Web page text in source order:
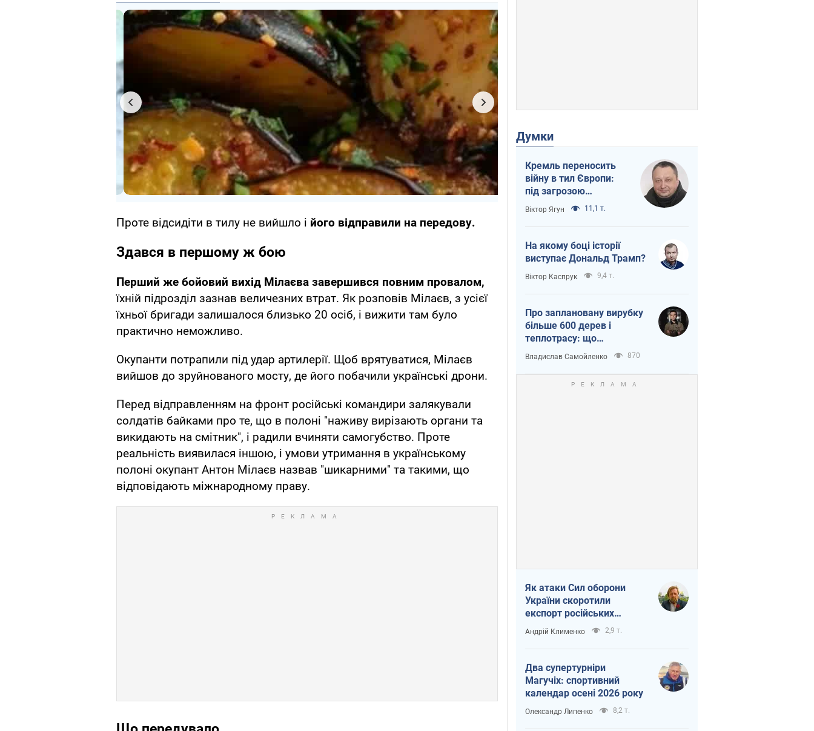
Проте відсидіти в тилу не вийшло і його відправили на передову.
Здався в першому ж бою
Перший же бойовий вихід Мілаєва завершився повним провалом,
їхній підрозділ зазнав величезних втрат. Як розповів Мілаєв, з усієї
їхньої бригади залишалося близько 20 осіб, і вижити там було
практично неможливо.
Окупанти потрапили під удар артилерії. Щоб врятуватися, Мілаєв
вийшов до зруйнованого мосту, де його побачили українські дрони.
Перед відправленням на фронт російські командири залякували
солдатів байками про те, що в полоні "наживу вирізають органи та
викидають на смітник", і радили вчиняти самогубство. Проте
реальність виявилася іншою, і умови утримання в українському
полоні окупант Антон Мілаєв назвав "шикарними" та такими, що
відповідають міжнародному праву.
Думки
Кремль переносить
війну в тил Європи:
під загрозою
критична логістика
Віктор Ягун 11,1 т.
На якому боці історії
виступає Дональд Трамп?
Віктор Каспрук 9,4 т.
Про заплановану вирубку
більше 600 дерев і
теплотрасу: що
відбувається на Теремках
у Києві
Владислав Самойленко 870
Як атаки Сил оборони
України скоротили
експорт російських
нафтопродуктів
Андрій Клименко 2,9 т.
Два супертурніри
Магучіх: спортивний
календар осені 2026 року
Олександр Липенко 8,2 т.